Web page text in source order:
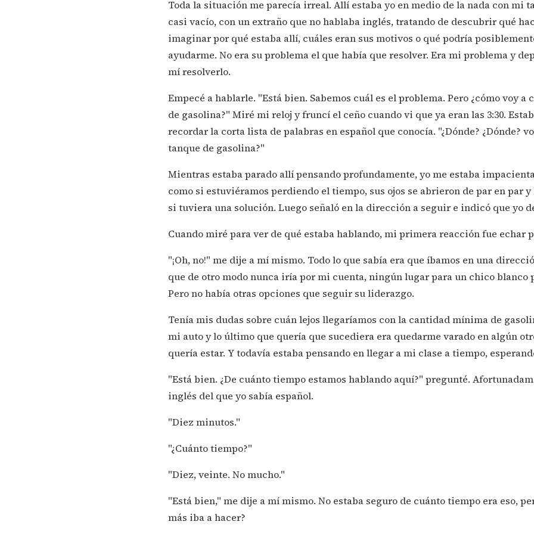
Toda la situación me parecía irreal. Allí estaba yo en medio de la nada con mi
casi vacío, con un extraño que no hablaba inglés, tratando de descubrir qué
imaginar por qué estaba allí, cuáles eran sus motivos o qué podría
ayudarme. No era su problema el que había que resolver. Era mi problema y
mí resolverlo.
Empecé a hablarle. "Está bien. Sabemos cuál es el problema. Pero ¿cómo voy a
de gasolina?" Miré mi reloj y fruncí el ceño cuando vi que ya eran las 3:30.
recordar la corta lista de palabras en español que conocía. "¿Dónde? ¿Dónde?
tanque de gasolina?"
Mientras estaba parado allí pensando profundamente, yo me estaba
como si estuviéramos perdiendo el tiempo, sus ojos se abrieron de par en par
si tuviera una solución. Luego señaló en la dirección a seguir e indicó que yo
Cuando miré para ver de qué estaba hablando, mi primera reacción fue echar
"¡Oh, no!" me dije a mí mismo. Todo lo que sabía era que íbamos en una
que de otro modo nunca iría por mi cuenta, ningún lugar para un chico blanco
Pero no había otras opciones que seguir su liderazgo.
Tenía mis dudas sobre cuán lejos llegaríamos con la cantidad mínima de
mi auto y lo último que quería que sucediera era quedarme varado en algún
quería estar. Y todavía estaba pensando en llegar a mi clase a tiempo,
"Está bien. ¿De cuánto tiempo estamos hablando aquí?" pregunté.
inglés del que yo sabía español.
"Diez minutos."
"¿Cuánto tiempo?"
"Diez, veinte. No mucho."
"Está bien," me dije a mí mismo. No estaba seguro de cuánto tiempo era eso,
más iba a hacer?